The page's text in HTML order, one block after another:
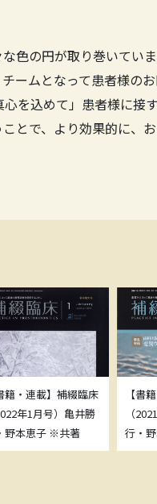
色の円が取り巻いてい
ームとなって患者様の
を込めて」患者様に接
とで、より効果的に、
籍・連載】補綴臨床
年1月号）亀井勝
野本恵子 ※共著
【書
（
行・